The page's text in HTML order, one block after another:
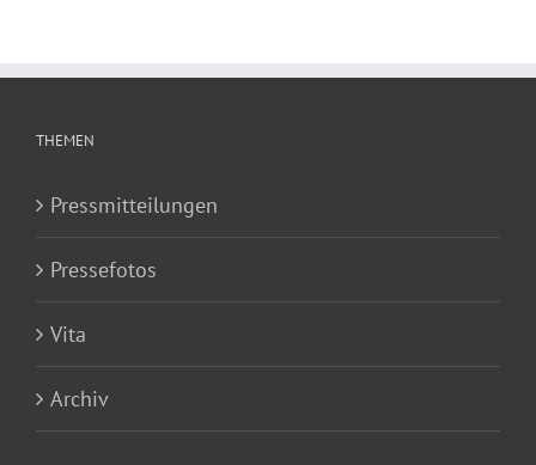
THEMEN
Pressmitteilungen
Pressefotos
Vita
Archiv